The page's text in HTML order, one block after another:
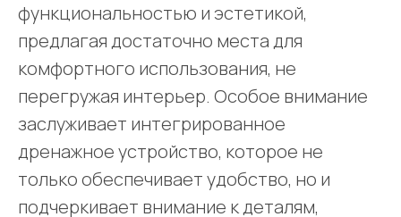
функциональностью и эстетикой,
предлагая достаточно места для
комфортного использования, не
перегружая интерьер. Особое внимание
заслуживает интегрированное
дренажное устройство, которое не
только обеспечивает удобство, но и
подчеркивает внимание к деталям,